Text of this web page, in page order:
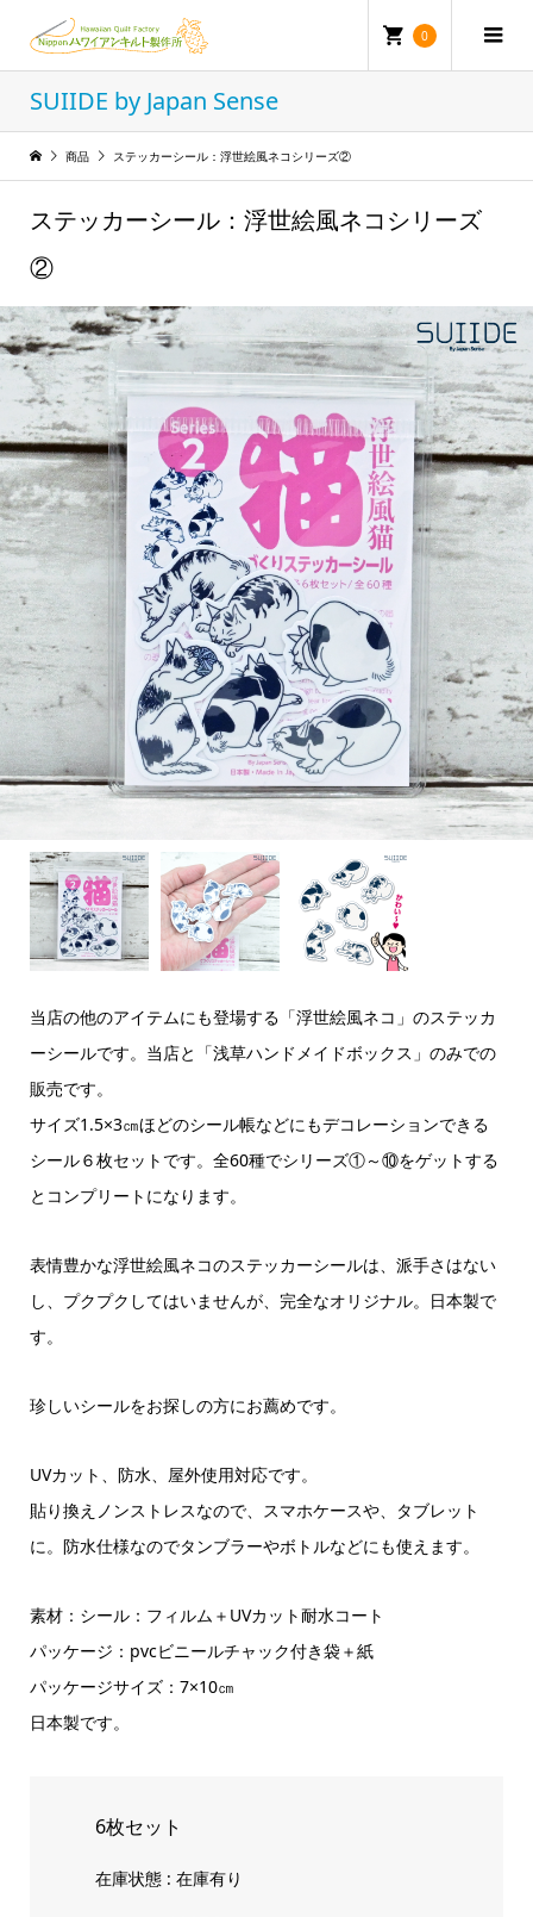
0
SUIIDE by Japan Sense
商品 ステッカーシール：浮世絵風ネコシリーズ②
ステッカーシール：浮世絵風ネコシリーズ
②
当店の他のアイテムにも登場する「浮世絵風ネコ」のステッカ
ーシールです。当店と「浅草ハンドメイドボックス」のみでの
販売です。
サイズ1.5×3㎝ほどのシール帳などにもデコレーションできる
シール６枚セットです。全60種でシリーズ①～⑩をゲットする
とコンプリートになります。
表情豊かな浮世絵風ネコのステッカーシールは、派手さはない
し、プクプクしてはいませんが、完全なオリジナル。日本製で
す。
珍しいシールをお探しの方にお薦めです。
UVカット、防水、屋外使用対応です。
貼り換えノンストレスなので、スマホケースや、タブレット
に。防水仕様なのでタンブラーやボトルなどにも使えます。
素材：シール：フィルム＋UVカット耐水コート
パッケージ：pvcビニールチャック付き袋＋紙
パッケージサイズ：7×10㎝
日本製です。
6枚セット
在庫状態 : 在庫有り